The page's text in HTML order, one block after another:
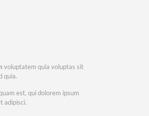
voluptatem quia voluptas sit
quia.
est, qui dolorem ipsum
adipisci.